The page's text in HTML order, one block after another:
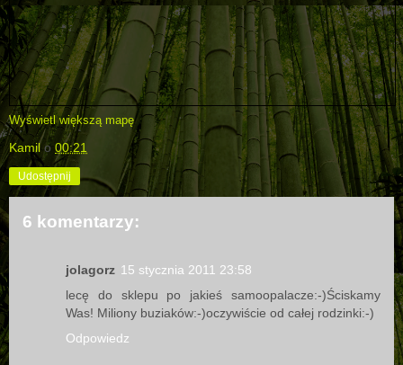
Wyświetl większą mapę
Kamil o 00:21
Udostępnij
6 komentarzy:
jolagorz 15 stycznia 2011 23:58
lecę do sklepu po jakieś samoopalacze:-)Ściskamy
Was! Miliony buziaków:-)oczywiście od całej rodzinki:-)
Odpowiedz